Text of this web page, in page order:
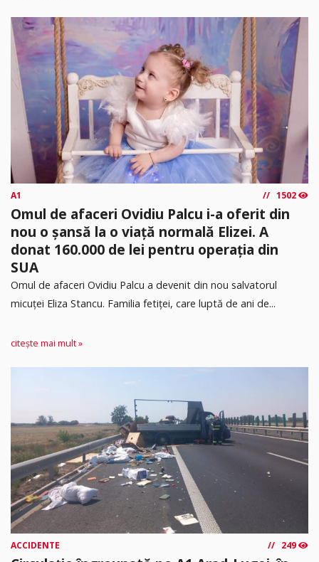
A1 1502
Omul de afaceri Ovidiu Palcu i-a oferit din
nou o șansă la o viață normală Elizei. A
donat 160.000 de lei pentru operația din
SUA
Omul de afaceri Ovidiu Palcu a devenit din nou salvatorul
micuței Eliza Stancu. Familia fetiței, care luptă de ani de...
citește mai mult »
ACCIDENTE 249